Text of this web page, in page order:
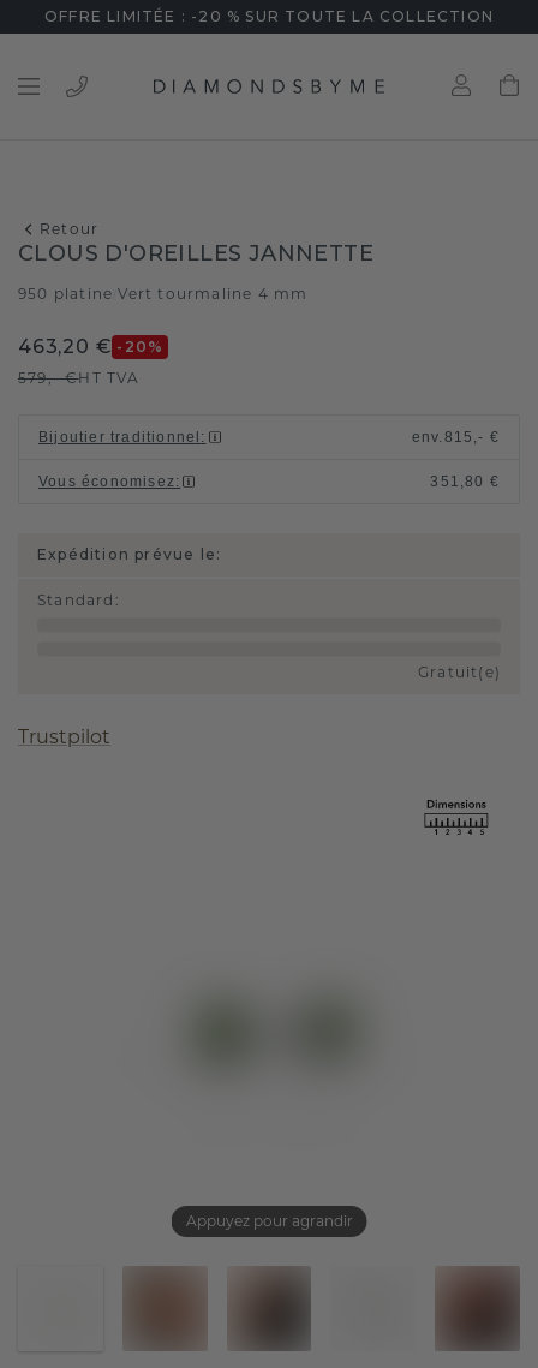
OFFRE LIMITÉE : -20 % SUR TOUTE LA COLLECTION
Retour
Appuyez pour agrandir
CLOUS D'OREILLES JANNETTE
950 platine /Vert tourmaline 4 mm
463,20 € -20 %
579,- €HT TVA
Bijoutier traditionnel : env. 815,- €
Vous économisez: 351,80 €
Expédition prévue le:
Standard :
Gratuit(e)
Trustpilot